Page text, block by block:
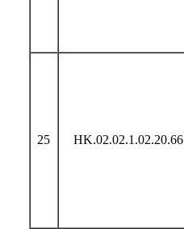
25 HK.02.02.1.02.20.66